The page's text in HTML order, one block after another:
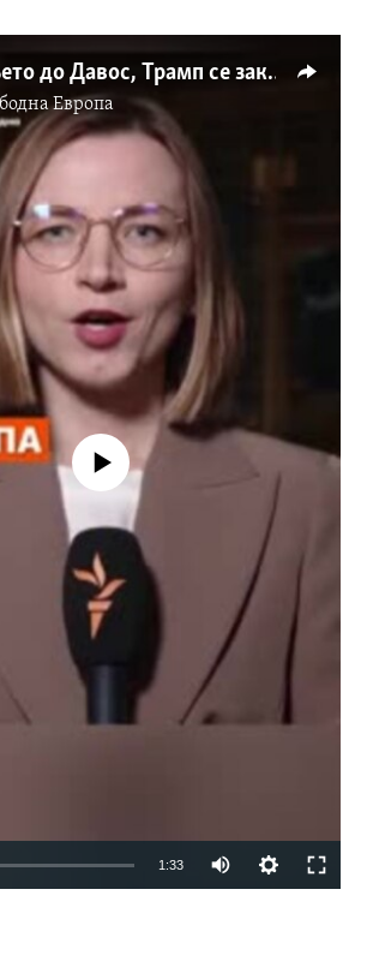
Во обраќањето до Давос, Трамп се закани со санкции за Русија доколку не заврши војната
Eвропа
source currently available
1:33